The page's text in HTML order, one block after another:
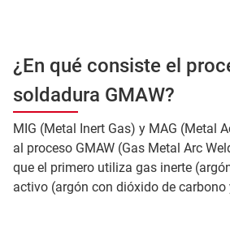
¿En qué consiste el
soldadura GMAW?
MIG (Metal Inert Gas) y MAG (Metal
al proceso GMAW (Gas Metal Arc
que el primero utiliza gas inerte
activo (argón con dióxido de